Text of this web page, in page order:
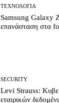
ΤΕΧΝΟΛΟΓΊΑ
Samsung Galaxy
επανάσταση στα
SECURITY
Levi Strauss:
εταιρικών